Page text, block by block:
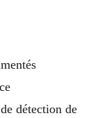
détection de